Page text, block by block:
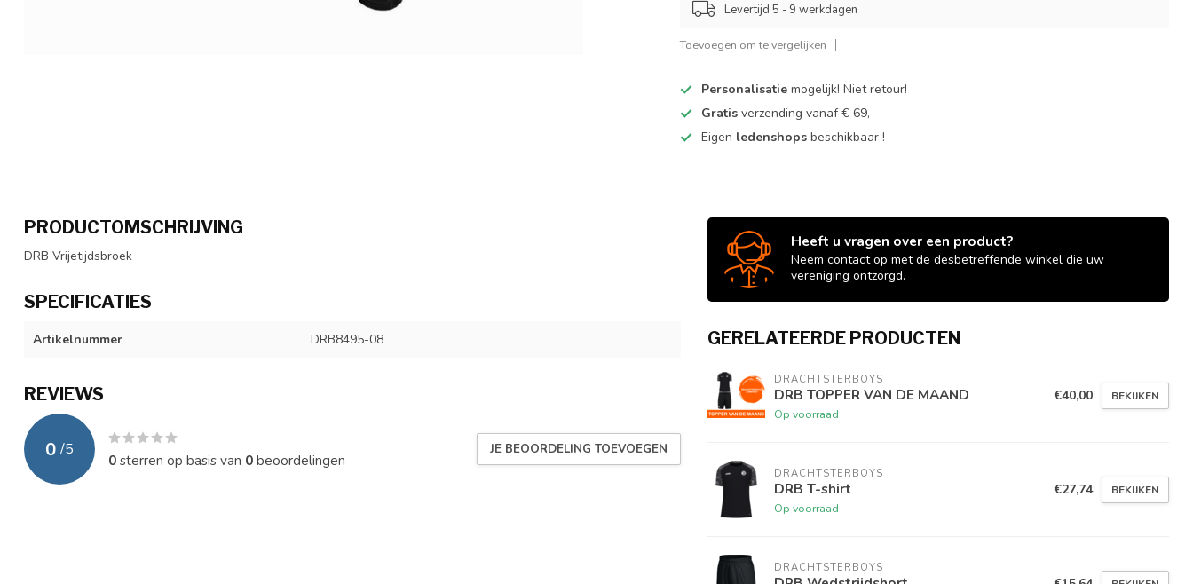
Levertijd 5 - 9 werkdagen
Toevoegen om te vergelijken
Personalisatie mogelijk! Niet retour!
Gratisverzending vanaf € 69,-
Eigen ledenshopsbeschikbaar !
PRODUCTOMSCHRIJVING
DRB Vrijetijdsbroek
SPECIFICATIES
Artikelnummer DRB8495-08
REVIEWS
0 /5
0sterren op basis van 0beoordelingen
JE BEOORDELING TOEVOEGEN
Heeft u vragen over een product?
Neem contact op met de desbetreffende winkel die uw
vereniging ontzorgd.
GERELATEERDE PRODUCTEN
DRACHTSTERBOYS
DRB TOPPER VAN DE MAAND
Op voorraad
€40,00 BEKIJKEN
DRACHTSTERBOYS
DRB T-shirt
Op voorraad
€27,74 BEKIJKEN
DRACHTSTERBOYS